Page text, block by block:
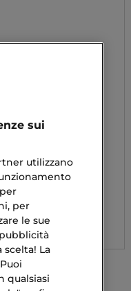
PERFECTION
POUCH SET
Regalo
€
sui
utilizzano
per
le sue
La
qualsiasi